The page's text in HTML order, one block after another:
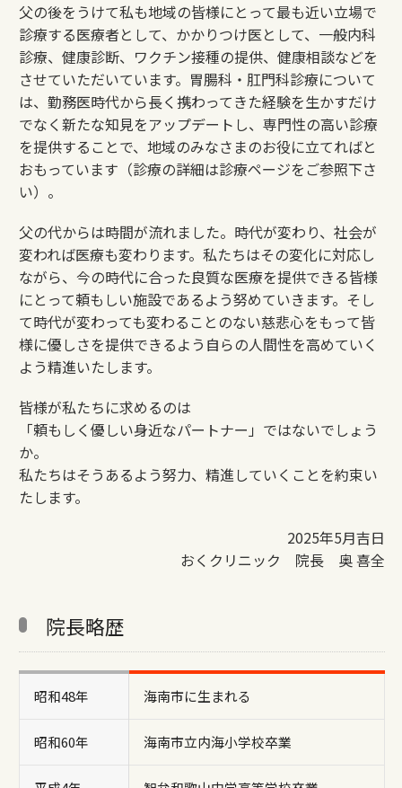
父の後をうけて私も地域の皆様にとって最も近い立場で
診療する医療者として、かかりつけ医として、一般内科
診療、健康診断、ワクチン接種の提供、健康相談などを
させていただいています。胃腸科・肛門科診療について
は、勤務医時代から長く携わってきた経験を生かすだけ
でなく新たな知見をアップデートし、専門性の高い診療
を提供することで、地域のみなさまのお役に立てればと
おもっています（診療の詳細は診療ページをご参照下さ
い）。
父の代からは時間が流れました。時代が変わり、社会が
変われば医療も変わります。私たちはその変化に対応し
ながら、今の時代に合った良質な医療を提供できる皆様
にとって頼もしい施設であるよう努めていきます。そし
て時代が変わっても変わることのない慈悲心をもって皆
様に優しさを提供できるよう自らの人間性を高めていく
よう精進いたします。
皆様が私たちに求めるのは
「頼もしく優しい身近なパートナー」ではないでしょう
か。
私たちはそうあるよう努力、精進していくことを約束い
たします。
2025年5月吉日
おくクリニック 院長 奥 喜全
院長略歴
昭和48年 海南市に生まれる
昭和60年 海南市立内海小学校卒業